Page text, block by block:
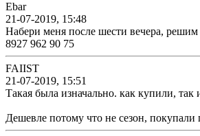
Ebar
21-07-2019, 15:48
Набери меня после шести вечера, решим
8927 962 90 75
FAIIST
21-07-2019, 15:51
Такая была изначально. как купили, так
Дешевле потому что не сезон,